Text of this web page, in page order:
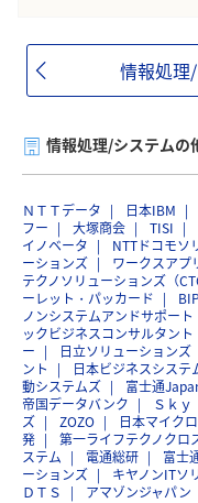
情報処理
情報処理/システムの
ＮＴＴデータ 日本IBM
フー
大塚商会 TISI
イノベータ
NTTドコモソ
ーションズ
ワークスアプ
テクノソリューションズ（
ーレット・パッカード
ノンシステムアンドサポート
ックビジネスコンサルタント
ー
日立ソリューションズ
ント
日本ビジネスシステ
動システムズ
富士通
帝国データバンク
Ｓｋｙ
ズ
ZOZO 日本マイク
発
第一ライフテクノクロ
ステム
電通総研 富士
ーションズ
キヤノンITソ
ＤＴＳ
アマゾンジャパン